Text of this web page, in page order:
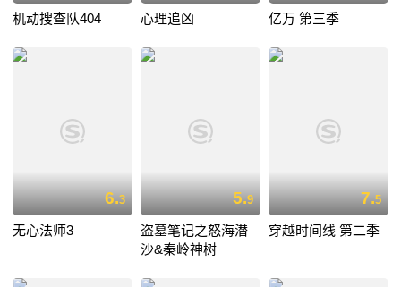
机动搜查队404 心理追凶 亿万 第三季
6.3
无心法师3
5.9
盗墓笔记之怒海潜
沙&秦岭神树
7.5
穿越时间线 第二季